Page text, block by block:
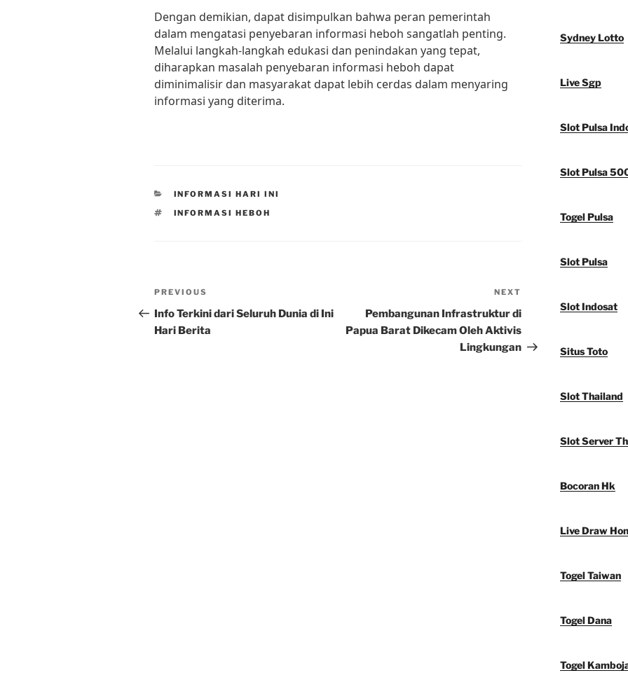
Dengan demikian, dapat disimpulkan bahwa peran pemerintah
dalam mengatasi penyebaran informasi heboh sangatlah penting.
Melalui langkah-langkah edukasi dan penindakan yang tepat,
diharapkan masalah penyebaran informasi heboh dapat
diminimalisir dan masyarakat dapat lebih cerdas dalam menyaring
informasi yang diterima.
CATEGORIES
INFORMASI HARI INI
TAGS
INFORMASI HEBOH
Post
navigation
Previous
Post
PREVIOUS
Info Terkini dari Seluruh Dunia di Ini
Hari Berita
Post
NEXT
Pembangunan Infrastruktur di
Papua Barat Dikecam Oleh Aktivis
Lingkungan
Sydney Lotto
Live Sgp
Slot Pulsa
Slot Pulsa
Togel Pulsa
Slot Pulsa
Slot Indosat
Situs Toto
Slot Thailand
Slot Server
Bocoran Hk
Live Draw
Togel Taiwan
Togel Dana
Togel